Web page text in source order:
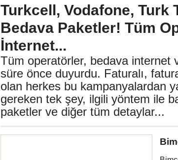
Turkcell, Vodafone, Turk
Bedava Paketler! Tüm
İnternet...
Tüm operatörler, bedava internet
süre önce duyurdu. Faturalı,
olan herkes bu kampanyalardan
gereken tek şey, ilgili yöntem ile
paketler ve diğer tüm detaylar...